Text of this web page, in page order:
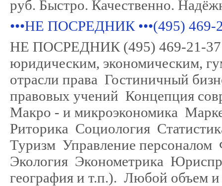
руб. Быстро. Качественно.
•••НЕ ПОСРЕДНИК •••(495)
НЕ ПОСРЕДНИК (495) 469-21-37
юридическим, экономическим,
отрасли права Гостиничный
правовых учений Концепция
Макро - и микроэкономика
Риторика Социология
Туризм Управление
Экология Эконометрика
география и т.п.). Любой объем